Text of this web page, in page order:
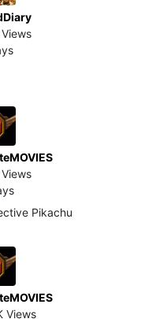
Views
Pikachu
Views